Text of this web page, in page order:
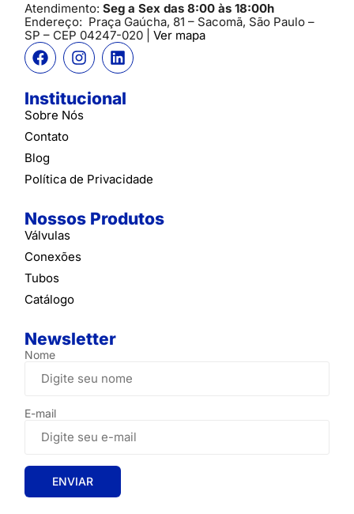
Atendimento: Seg a Sex das 8:00 às 18:00h
Endereço: Praça Gaúcha, 81 – Sacomã, São Paulo –
SP – CEP 04247-020 | Ver mapa
Institucional
Sobre Nós
Contato
Blog
Política de Privacidade
Nossos Produtos
Válvulas
Conexões
Tubos
Catálogo
Newsletter
Nome
E-mail